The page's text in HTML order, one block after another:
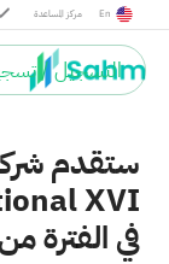
مركز المساعدة En
التسجيل /
في الفترة من 17 إلى 19 مايو.